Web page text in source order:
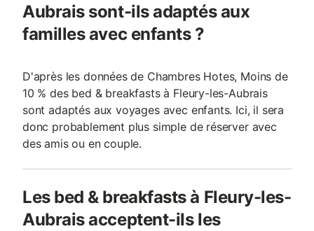
Aubrais sont-ils adaptés aux
familles avec enfants ?
D'après les données de Chambres Hotes, Moins de
10 % des bed & breakfasts à Fleury-les-Aubrais
sont adaptés aux voyages avec enfants. Ici, il sera
donc probablement plus simple de réserver avec
des amis ou en couple.
Les bed & breakfasts à Fleury-les-
Aubrais acceptent-ils les